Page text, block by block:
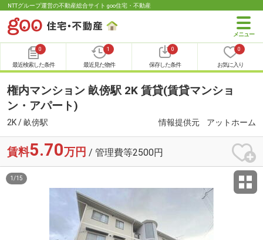
NTTグループ運営の不動産総合サイト goo住宅・不動産
0
最近検索した条件
1
最近見た物件
0
保存した条件
0
お気に入り
権内マンション 畝傍駅 2K 賃貸(賃貸マンショ
ン・アパート)
2K / 畝傍駅 情報提供元 アットホーム
賃料5.70万円 / 管理費等2500円
1 /15